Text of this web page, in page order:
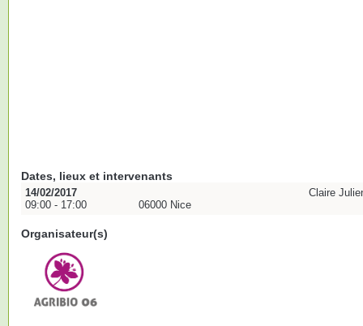
Dates, lieux et intervenants
14/02/2017
09:00 - 17:00
06000 Nice
Claire
Organisateur(s)